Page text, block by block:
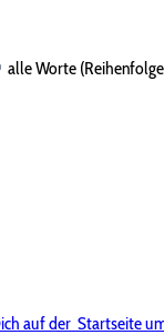
alle Worte
auf der Startseite